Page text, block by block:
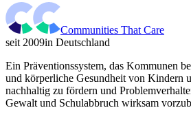
Communities That Care
seit 2009in Deutschland
Ein Präventionssystem, das Kommunen
und körperliche Gesundheit von Kindern
nachhaltig zu fördern und
Gewalt und Schulabbruch wirksam